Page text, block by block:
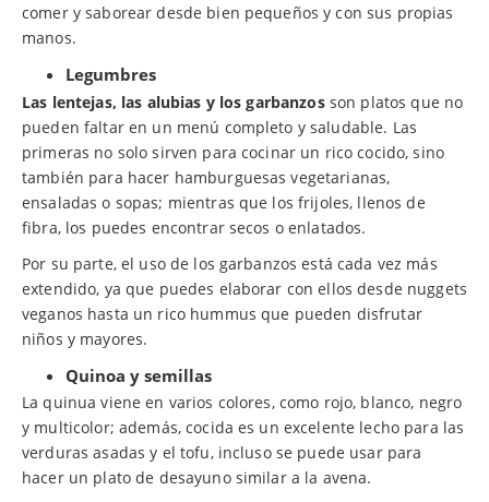
comer y saborear desde bien pequeños y con sus propias
manos.
Legumbres
Las lentejas, las alubias y los garbanzosson platos que no
pueden faltar en un menú completo y saludable. Las
primeras no solo sirven para cocinar un rico cocido, sino
también para hacer hamburguesas vegetarianas,
ensaladas o sopas; mientras que los frijoles, llenos de
fibra, los puedes encontrar secos o enlatados.
Por su parte, el uso de los garbanzos está cada vez más
extendido, ya que puedes elaborar con ellos desde nuggets
veganos hasta un rico hummus que pueden disfrutar
niños y mayores.
Quinoa y semillas
La quinua viene en varios colores, como rojo, blanco, negro
y multicolor; además, cocida es un excelente lecho para las
verduras asadas y el tofu, incluso se puede usar para
hacer un plato de desayuno similar a la avena.